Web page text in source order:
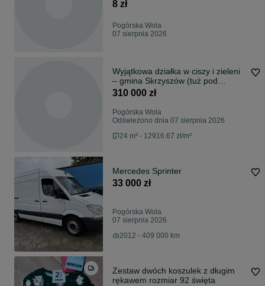
8 zł
Pogórska Wola
07 sierpnia 2026
Wyjątkowa działka w ciszy i zieleni
– gmina Skrzyszów (tuż pod
Tarnowem)
310 000 zł
Pogórska Wola
Odświeżono dnia 07 sierpnia 2026
24 m² - 12916.67 zł/m²
Mercedes Sprinter
33 000 zł
Pogórska Wola
07 sierpnia 2026
2012 - 409 000 km
Zestaw dwóch koszulek z długim
rękawem rozmiar 92 święta